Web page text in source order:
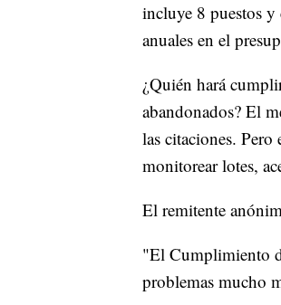
incluye 8 puestos
anuales en el
¿Quién hará
abandonados? El
las citaciones.
monitorear lotes,
El remitente
"El Cumplimiento
problemas mucho